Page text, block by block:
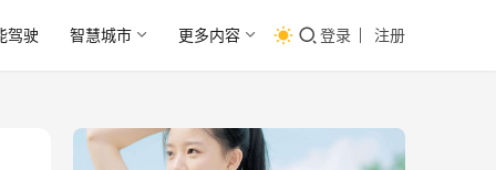
驾驶 智慧城市 更多内容 登录 注册